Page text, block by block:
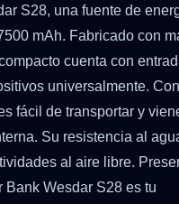
S28, una fuente de
mAh. Fabricado con
cuenta con
universalmente. Con
fácil de transportar y
Su resistencia al
al aire libre.
Wesdar S28 es tu